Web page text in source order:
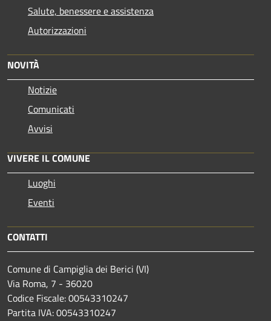
Salute, benessere e assistenza
Autorizzazioni
NOVITÀ
Notizie
Comunicati
Avvisi
VIVERE IL COMUNE
Luoghi
Eventi
CONTATTI
Comune di Campiglia dei Berici (VI)
Via Roma, 7 - 36020
Codice Fiscale: 00543310247
Partita IVA: 00543310247